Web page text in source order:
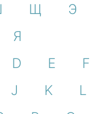
Щ
Э
Я
D E
F
J K
L